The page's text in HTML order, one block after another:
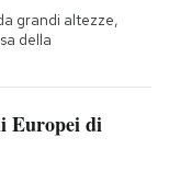
grandi altezze,
della
Europei di